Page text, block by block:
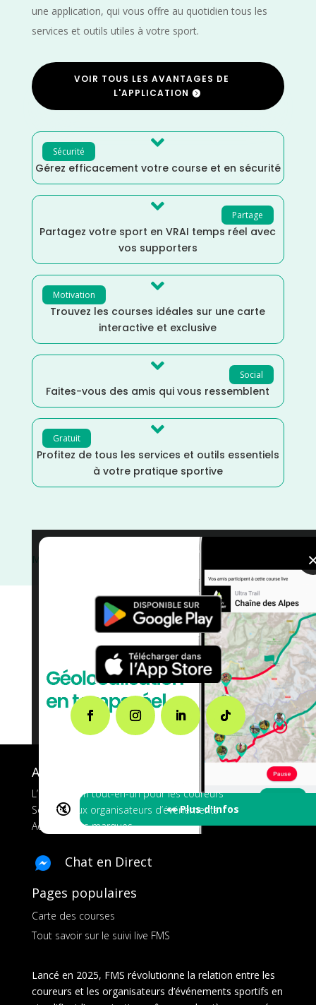
une application, qui vous offre au quotidien tous les
services et outils utiles à votre sport.
VOIR TOUS LES AVANTAGES DE
L'APPLICATION
Sécurité 
Gérez efficacement votre course et en sécurité
Partage

Partagez votre sport en VRAI temps réel avec
vos supporters
Motivation 
Trouvez les courses idéales sur une carte
interactive et exclusive
Social

Faites-vous des amis qui vous ressemblent
Gratuit 
Profitez de tous les services et outils essentiels
à votre pratique sportive
🔇 👀 Plus d'Infos
Marche Nordique
Bretagne
A propos de FMS
L’application tout-en-un pour les coureurs
Services aux organisateurs d’événements
Ads pour les marques
Chat en Direct
Pages populaires
Carte des courses
Tout savoir sur le suivi live FMS
Lancé en 2025, FMS révolutionne la relation entre les
coureurs et les organisateurs d’événements sportifs en